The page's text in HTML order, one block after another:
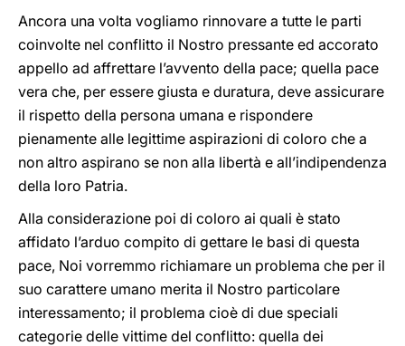
Ancora una volta vogliamo rinnovare a tutte le parti
coinvolte nel conflitto il Nostro pressante ed accorato
appello ad affrettare l’avvento della pace; quella pace
vera che, per essere giusta e duratura, deve assicurare
il rispetto della persona umana e rispondere
pienamente alle legittime aspirazioni di coloro che a
non altro aspirano se non alla libertà e all’indipendenza
della loro Patria.
Alla considerazione poi di coloro ai quali è stato
affidato l’arduo compito di gettare le basi di questa
pace, Noi vorremmo richiamare un problema che per il
suo carattere umano merita il Nostro particolare
interessamento; il problema cioè di due speciali
categorie delle vittime del conflitto: quella dei